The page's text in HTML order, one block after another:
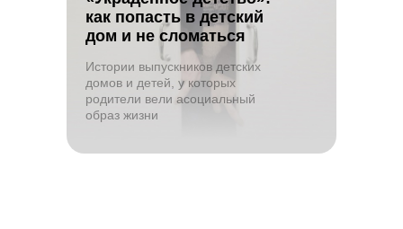
как попасть в детский
дом и не сломаться
Истории выпускников детских
домов и детей, у которых
родители вели асоциальный
образ жизни